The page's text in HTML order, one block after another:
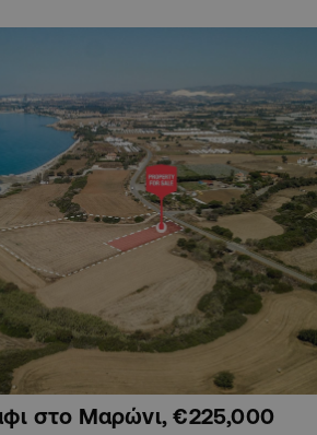
στο Μαρώνι, €225,000